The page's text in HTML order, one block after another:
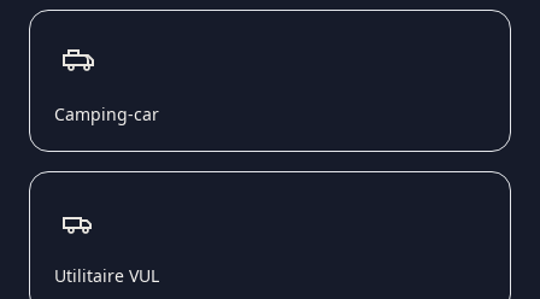
Camping-car
Utilitaire VUL